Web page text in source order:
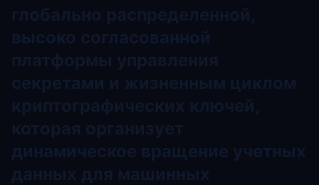
глобально распределенной,
высоко согласованной
платформы управления
секретами и жизненным циклом
криптографических ключей,
которая организует
динамическое вращение учетных
данных для машинных